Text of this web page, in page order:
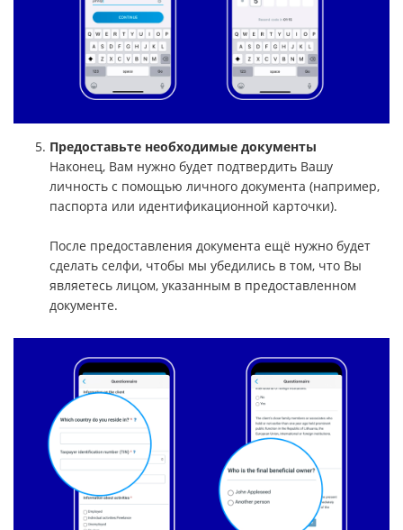
Предоставьте необходимые документы
Наконец, Вам нужно будет подтвердить Вашу
личность с помощью личного документа (например,
паспорта или идентификационной карточки).
После предоставления документа ещё нужно будет
сделать селфи, чтобы мы убедились в том, что Вы
являетесь лицом, указанным в предоставленном
документе.